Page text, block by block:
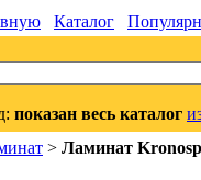
Каталог
показан весь каталог
> Ламинат